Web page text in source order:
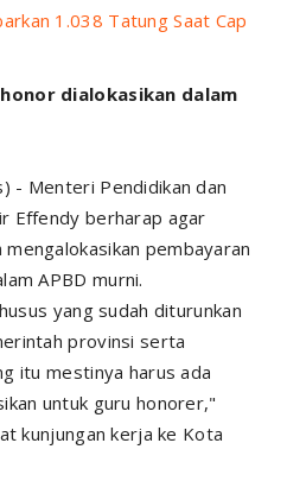
1.038 Tatung Saat Cap
dialokasikan dalam
- Menteri Pendidikan dan
Effendy berharap agar
pembayaran
APBD murni.
yang sudah diturunkan
provinsi serta
itu mestinya harus ada
untuk guru honorer,"
kunjungan kerja ke Kota